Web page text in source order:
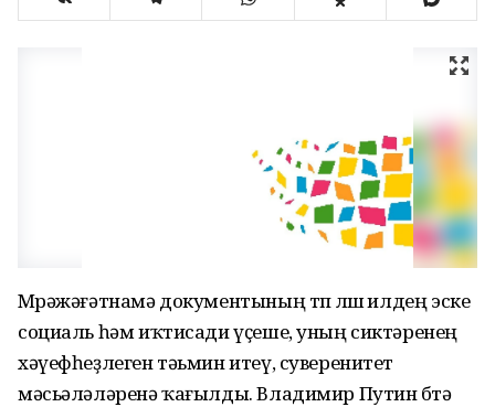
Мөрәжәғәтнамә документының төп өлөшө илдең эске
социаль һәм иҡтисади үҫеше, уның сиктәренең
хәүефһеҙлеген тәьмин итеү, суверенитет
мәсьәләләренә ҡағылды. Владимир Путин бөтә